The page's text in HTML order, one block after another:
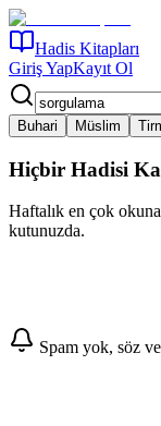
Hadis Kitapları
Giriş YapKayıt Ol
Buhari
Müslim
Hiçbir Hadisi
Haftalık en çok
kutunuzda.
Abone Ol
Spam yok, söz